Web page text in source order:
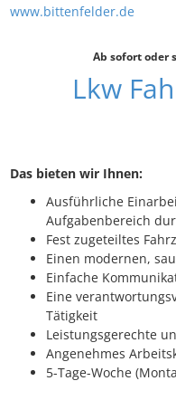
www.bittenfelder.de
Ab sofort oder
Lkw
Das bieten wir Ihnen:
Ausführliche
Aufgabenbereich
Fest zugeteiltes
Einen modernen,
Einfache
Eine
Tätigkeit
Leistungsgerechte
Angenehmes
5-Tage-Woche